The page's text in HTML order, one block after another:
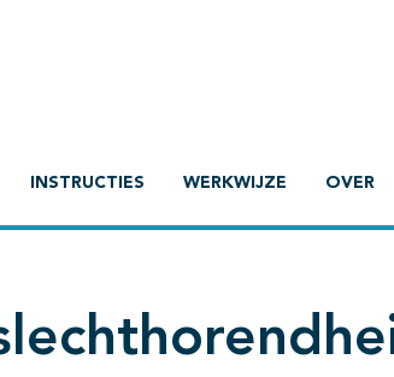
INSTRUCTIES WERKWIJZE OVER